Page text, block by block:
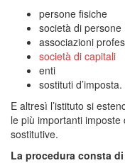
persone fisiche
società di persone
associazioni
società di capitali
enti
sostituti d’imposta.
E altresì l’istituto si
le più importanti
sostitutive.
La procedura consta